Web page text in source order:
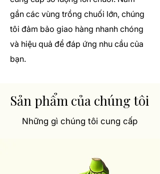
gần các vùng trồng chuối lớn, chúng
tôi đảm bảo giao hàng nhanh chóng
và hiệu quả để đáp ứng nhu cầu của
bạn.
Sản phẩm của chúng tôi
Những gì chúng tôi cung cấp